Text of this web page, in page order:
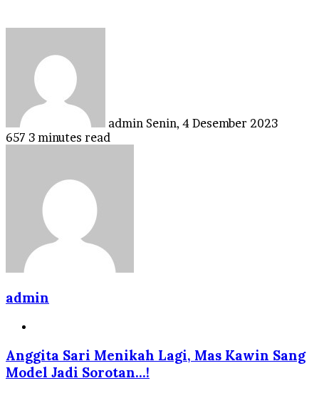
admin Senin, 4 Desember 2023
657 3 minutes read
admin
Anggita Sari Menikah Lagi, Mas Kawin Sang
Model Jadi Sorotan...!